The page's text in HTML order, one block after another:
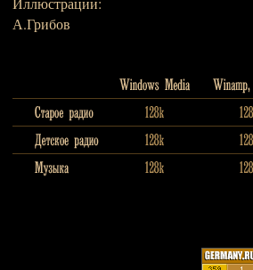
А.Грибов